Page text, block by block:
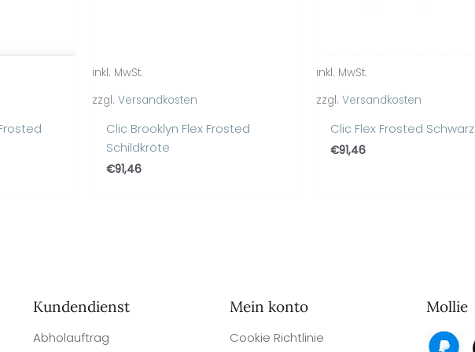
inkl. MwSt.
zzgl. Versandkosten
Clic Brooklyn Flex Frosted
Schildkröte
€91,46
inkl. MwSt.
zzgl. Versandkosten
Clic Flex Frosted Schwarz
€91,46
Kundendienst
Abholauftrag
Mein konto
Cookie Richtlinie
Mollie